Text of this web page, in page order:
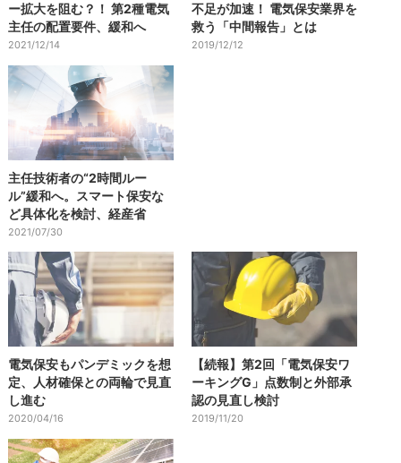
ー拡大を阻む？！ 第2種電気
主任の配置要件、緩和へ
2021/12/14
不足が加速！ 電気保安業界を
救う「中間報告」とは
2019/12/12
主任技術者の“2時間ルー
ル”緩和へ。スマート保安な
ど具体化を検討、経産省
2021/07/30
電気保安もパンデミックを想
定、人材確保との両輪で見直
し進む
2020/04/16
【続報】第2回「電気保安ワ
ーキングG」点数制と外部承
認の見直し検討
2019/11/20